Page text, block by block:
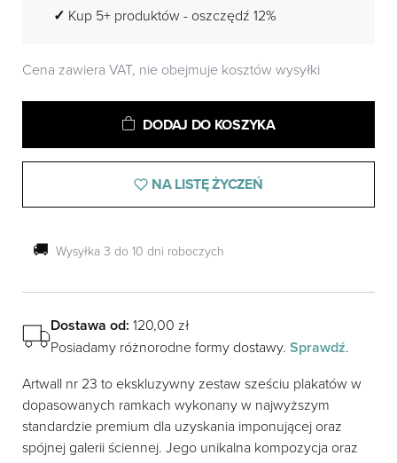
Kup 5+ produktów - oszczędź 12%
Cena zawiera VAT, nie obejmuje kosztów wysyłki
5
23
DODAJ DO KOSZYKA
NA LISTĘ ŻYCZEŃ
🚚 Wysyłka 3 do 10 dni roboczych
Dostawa od: 120,00 zł
Posiadamy różnorodne formy dostawy. Sprawdź.
Artwall nr 23 to ekskluzywny zestaw sześciu plakatów w
dopasowanych ramkach wykonany w najwyższym
standardzie premium dla uzyskania imponującej oraz
spójnej galerii ściennej. Jego unikalna kompozycja oraz